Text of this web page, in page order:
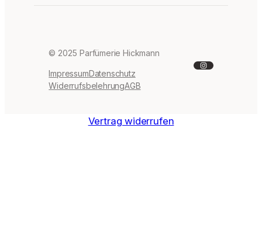
© 2025 Parfümerie Hickmann
ImpressumDatenschutz
WiderrufsbelehrungAGB
Instagram
Vertrag widerrufen